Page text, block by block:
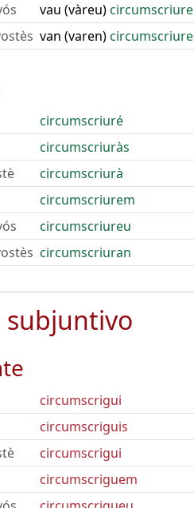
vau (vàreu)circumscriure
van (varen)circumscriure
circumscriuré
circumscriuràs
circumscriurà
circumscriurem
circumscriureu
circumscriuran
subjuntivo
circumscrigui
circumscriguis
circumscrigui
circumscriguem